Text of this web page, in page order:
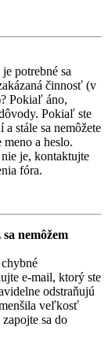
potrebné sa
činnosť (v
Pokiaľ áno,
Pokiaľ ste
stále sa nemôžete
a heslo.
je, kontaktujte
fóra.
nemôžem
e-mail, ktorý ste
odstraňujú
veľkosť
sa do